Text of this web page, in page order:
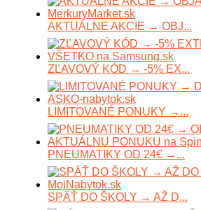
AKTUÁLNE AKCIE → OBJ...
ZĽAVOVÝ KÓD → -5% EX...
LIMITOVANÉ PONUKY →...
PNEUMATIKY OD 24€ →...
SPÄŤ DO ŠKOLY → AŽ D...